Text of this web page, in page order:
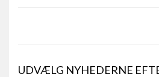
UDVÆLG NYHEDERNE